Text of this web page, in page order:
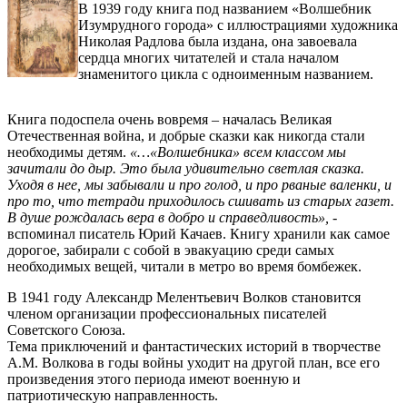
В 1939 году книга под названием «Волшебник
Изумрудного города» с иллюстрациями художника
Николая Радлова была издана, она завоевала
сердца многих читателей и стала началом
знаменитого цикла с одноименным названием.
Книга подоспела очень вовремя – началась Великая
Отечественная война, и добрые сказки как никогда стали
необходимы детям. «…«Волшебника» всем классом мы
зачитали до дыр. Это была удивительно светлая сказка.
Уходя в нее, мы забывали и про голод, и про рваные валенки, и
про то, что тетради приходилось сшивать из старых газет.
В душе рождалась вера в добро и справедливость», -
вспоминал писатель Юрий Качаев. Книгу хранили как самое
дорогое, забирали с собой в эвакуацию среди самых
необходимых вещей, читали в метро во время бомбежек.
В 1941 году Александр Мелентьевич Волков становится
членом организации профессиональных писателей
Советского Союза.
Тема приключений и фантастических историй в творчестве
А.М. Волкова в годы войны уходит на другой план, все его
произведения этого периода имеют военную и
патриотическую направленность.